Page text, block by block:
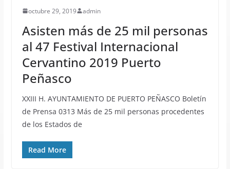
octubre 29, 2019 admin
Asisten más de 25 mil personas
al 47 Festival Internacional
Cervantino 2019 Puerto
Peñasco
XXIII H. AYUNTAMIENTO DE PUERTO PEÑASCO Boletín
de Prensa 0313 Más de 25 mil personas procedentes
de los Estados de
Read More